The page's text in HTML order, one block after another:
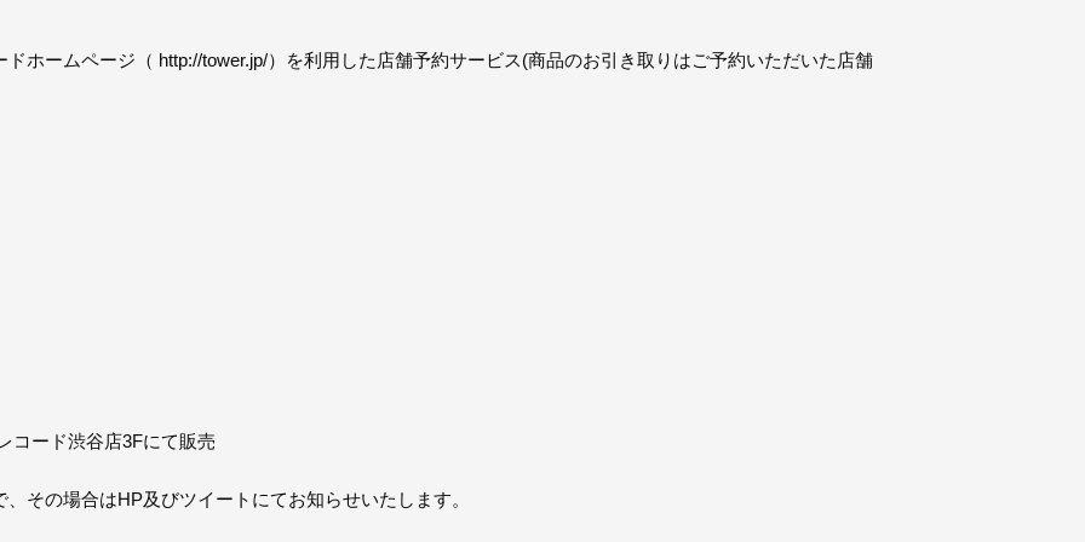
ホームページ（ http://tower.jp/）を利用した店舗予約サービス(商品のお引き取りはご予約いただいた店舗
コード渋谷店3Fにて販売
その場合はHP及びツイートにてお知らせいたします。